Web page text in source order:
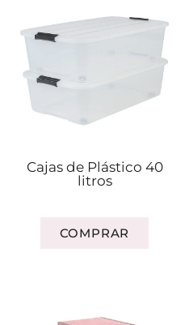
Cajas de Plástico 40
litros
COMPRAR